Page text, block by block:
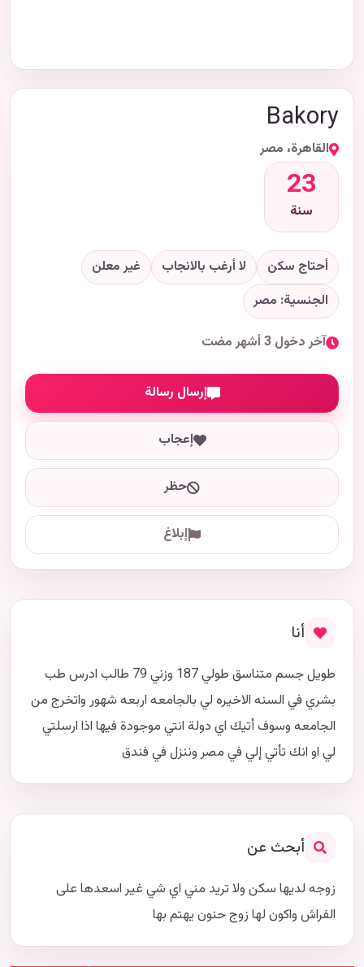
Bakory
القاهرة، مصر
23
سنة
أحتاج سكن لا أرغب بالانجاب
غير معلن
الجنسية: مصر
آخر دخول 3 أشهر مضت
إرسال رسالة
إعجاب
حظر
إبلاغ
أنا
طويل جسم متناسق طولي 187 وزني 79 طالب ادرس طب
بشري في السنه الاخيره لي بالجامعه اربعه شهور واتخرج من
الجامعه وسوف أتيك اي دولة انتي موجودة فيها اذا ارسلتي
لي او انك تأتي إلي في مصر وننزل في فندق
أبحث عن
زوجه لديها سكن ولا تريد مني اي شي غير اسعدها على
الفراش واكون لها زوج حنون يهتم بها